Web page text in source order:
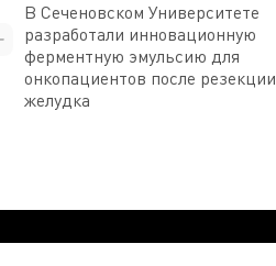
В Сеченовском Университете
разработали инновационную
ферментную эмульсию для
онкопациентов после резекции
желудка